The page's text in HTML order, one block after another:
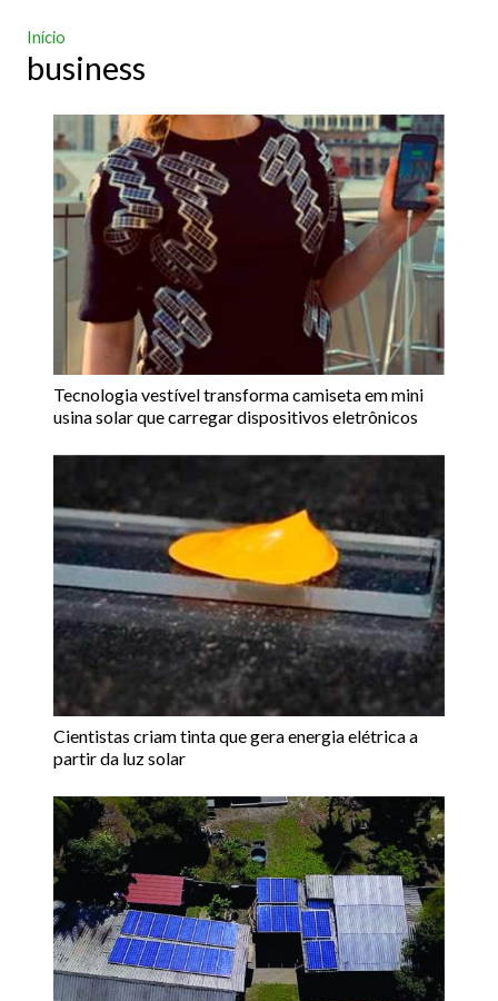
Início
business
Tecnologia vestível transforma camiseta em mini
usina solar que carregar dispositivos eletrônicos
Cientistas criam tinta que gera energia elétrica a
partir da luz solar